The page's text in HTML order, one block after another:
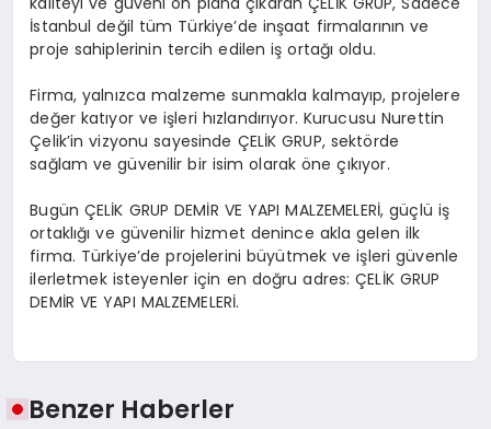
İstanbul değil tüm Türkiye’de inşaat firmalarının ve
proje sahiplerinin tercih edilen iş ortağı oldu.
Firma, yalnızca malzeme sunmakla kalmayıp, projelere
değer katıyor ve işleri hızlandırıyor. Kurucusu Nurettin
Çelik’in vizyonu sayesinde ÇELİK GRUP, sektörde
sağlam ve güvenilir bir isim olarak öne çıkıyor.
Bugün ÇELİK GRUP DEMİR VE YAPI MALZEMELERİ, güçlü iş
ortaklığı ve güvenilir hizmet denince akla gelen ilk
firma. Türkiye’de projelerini büyütmek ve işleri güvenle
ilerletmek isteyenler için en doğru adres: ÇELİK GRUP
DEMİR VE YAPI MALZEMELERİ.
Benzer Haberler